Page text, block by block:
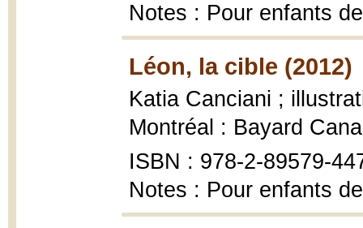
Notes : Pour enfants
Léon, la cible (2012)
Katia Canciani ;
Montréal : Bayard
ISBN : 978-2-89579-
Notes : Pour enfants